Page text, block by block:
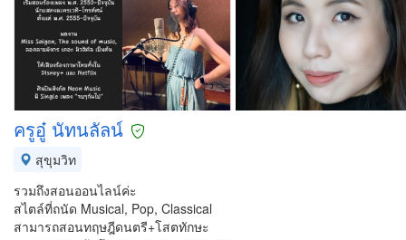
ครูอู๋ นัทนลัลน์
สุขุมวิท
รวมถึงสอนออนไลน์ค่ะ
สไตล์ที่ถนัด Musical, Pop, Classical
สามารถสอนทฤษฎีดนตรี+โสตทักษะ